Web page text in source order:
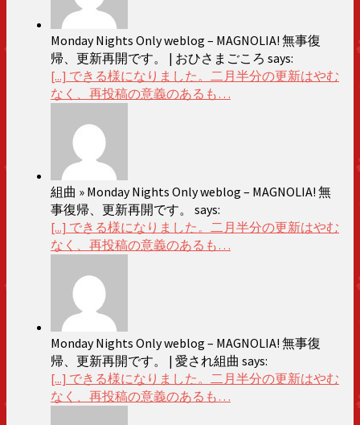
Monday Nights Only weblog – MAGNOLIA! 無事復
帰、更新再開です。 | おひさまごころ says:
[...] できる様になりました。二月半分の更新はやむ
なく、再投稿の意義のあるも…
組曲 » Monday Nights Only weblog – MAGNOLIA! 無
事復帰、更新再開です。 says:
[...] できる様になりました。二月半分の更新はやむ
なく、再投稿の意義のあるも…
Monday Nights Only weblog – MAGNOLIA! 無事復
帰、更新再開です。 | 愛され組曲 says:
[...] できる様になりました。二月半分の更新はやむ
なく、再投稿の意義のあるも…